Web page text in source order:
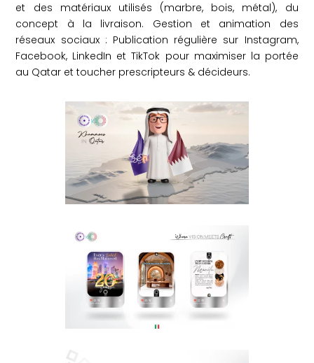
et des matériaux utilisés (marbre, bois, métal), du
concept à la livraison. Gestion et animation des
réseaux sociaux : Publication régulière sur Instagram,
Facebook, LinkedIn et TikTok pour maximiser la portée
au Qatar et toucher prescripteurs & décideurs.